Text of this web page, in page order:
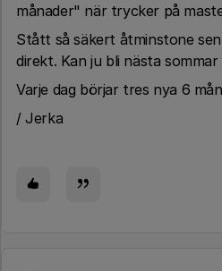
månader" när trycker på
Stått så säkert åtminstone
direkt. Kan ju bli nästa
Varje dag börjar tres nya 6
/ Jerka